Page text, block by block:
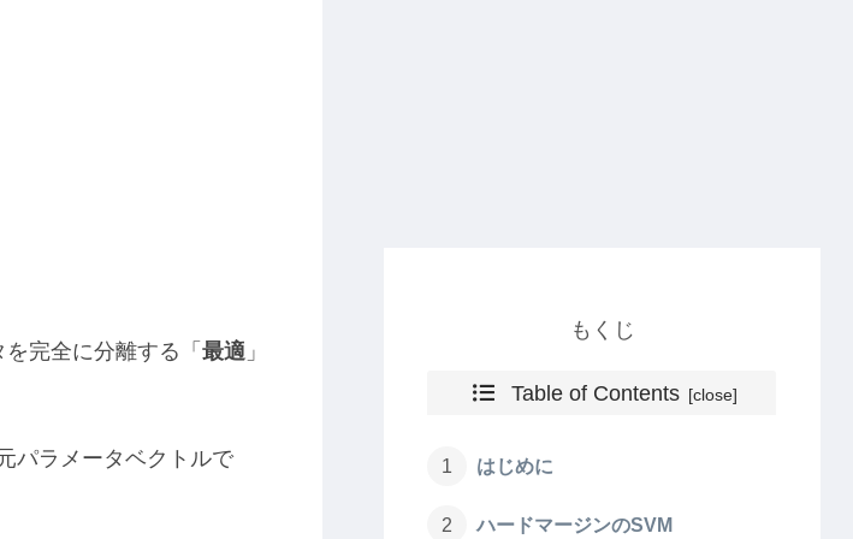
完全に分離する「 最適」
パラメータベクトルで
もくじ
Table of Contents
はじめに
ハードマージンのSVM